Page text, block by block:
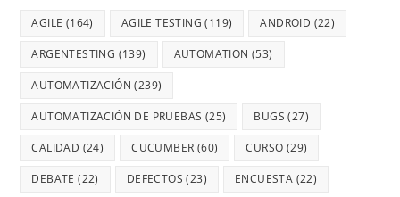
AGILE (164) AGILE TESTING (119) ANDROID (22)
ARGENTESTING (139) AUTOMATION (53)
AUTOMATIZACIÓN (239)
AUTOMATIZACIÓN DE PRUEBAS (25) BUGS (27)
CALIDAD (24) CUCUMBER (60) CURSO (29)
DEBATE (22) DEFECTOS (23) ENCUESTA (22)